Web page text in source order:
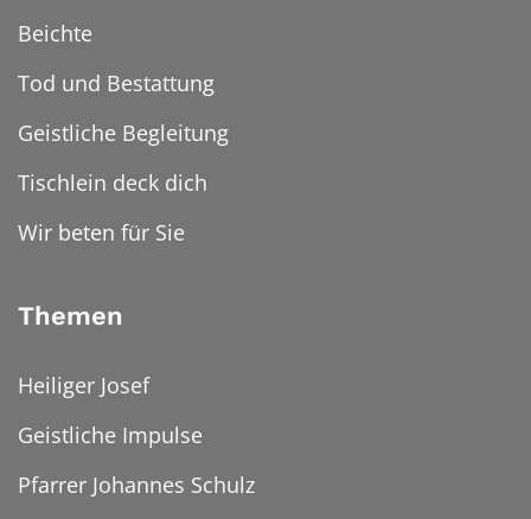
Beichte
Tod und Bestattung
Geistliche Begleitung
Tischlein deck dich
Wir beten für Sie
Themen
Heiliger Josef
Geistliche Impulse
Pfarrer Johannes Schulz